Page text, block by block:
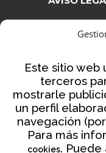
Este sitio web
terceros
mostrarle
un perfil
navegación
Para más
cookies.
AVISO LEGAL
POLÍTICA
POLÍTICA